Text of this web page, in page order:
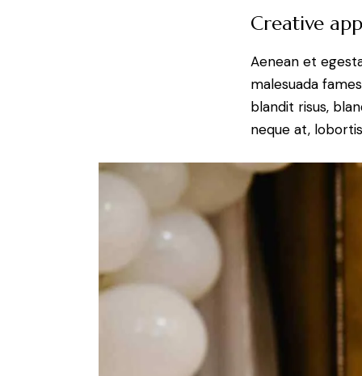
Creative
Aenean et
malesuada
blandit risus,
neque at,